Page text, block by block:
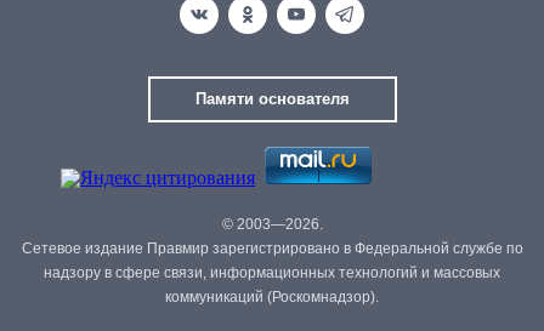
Памяти основателя
© 2003—2026.
Сетевое издание Правмир зарегистрировано в Федеральной службе по
надзору в сфере связи, информационных технологий и массовых
коммуникаций (Роскомнадзор).